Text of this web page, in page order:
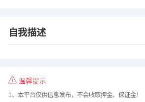
自我描述
温馨提示
1、本平台仅供信息发布，不会收取押金、保证金！